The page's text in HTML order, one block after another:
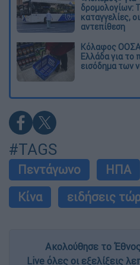
δρομολογίων:
καταγγελίες,
αντεπίθεση
Κόλαφος
Ελλάδα για το
εισόδημα των
#TAGS
Πεντάγωνο ΗΠΑ
Κίνα
ειδήσεις
Ακολούθησε το
Live όλες οι εξελίξεις